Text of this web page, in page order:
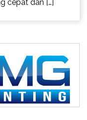
cepat dan […]